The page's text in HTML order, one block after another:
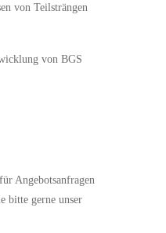
von Teilsträngen
von BGS
Angebotsanfragen
bitte gerne unser